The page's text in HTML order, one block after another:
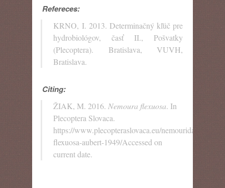
Refereces:
KRNO, I. 2013. Determinačný kľúč pre
hydrobiológov, časť II., Pošvatky
(Plecoptera). Bratislava, VUVH,
Bratislava.
Citing:
ŽIAK, M. 2016. Nemoura flexuosa. In
Plecoptera Slovaca.
https://www.plecopteraslovaca.eu/nemouridae/
flexuosa-aubert-1949/Accessed on
current date.